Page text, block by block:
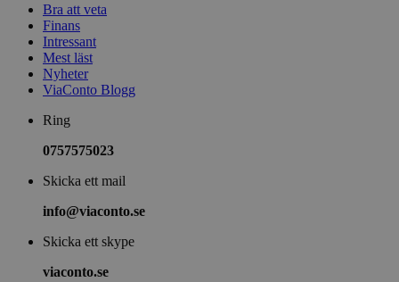
Bra att veta
Finans
Intressant
Mest läst
Nyheter
ViaConto Blogg
Ring
0757575023
Skicka ett mail
info@viaconto.se
Skicka ett skype
viaconto.se